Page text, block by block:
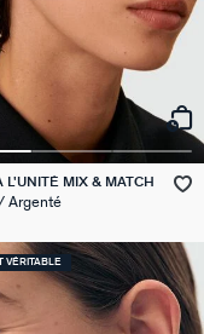
L'UNITÉ MIX & MATCH
Argenté
VÉRITABLE